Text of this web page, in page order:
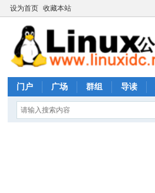
设为首页 收藏本站
门户 广场 群组 导读